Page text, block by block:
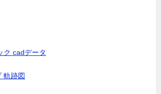
ク cadデータ
軌跡図